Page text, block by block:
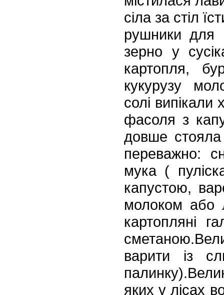
сіла за стіл
рушники для
зерно у
картопля,
кукурузу
солі
фасоля з
довше
переважно:
мука (
капустою,
молоком або
картопляні
смета
варити із
яких у лісах